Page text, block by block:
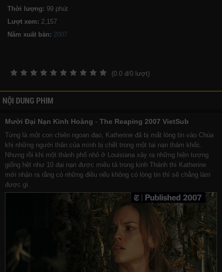
Thời lượng: 99 phút
Lượt xem: 2,157
Năm xuất bản:
(0.0 đ/0 lượt)
NỘI DUNG PHIM
Mười Đại Nạn Kinh Hoàng - The Reaping 2007 VietSub
Từng là một con chiên ngoan đạo, Katherine đã bị mất lòng tin vào Chúa
khi những người thân của mình bị chết trong một tai nạn thảm khốc.
Nhưng rồi khi một thành phố nhỏ ở Louisiana xảy ra những hiện tượng
giống hệt như 10 đại nạn được miêu tả trong kinh Thánh thì Katherine
mới nhận ra rằng có những điều nếu không có lòng tin thì sẽ chẳng làm
được gì.